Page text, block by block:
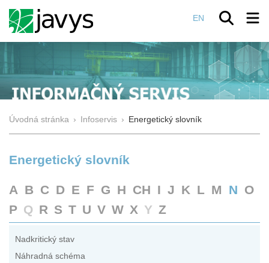
EN
Úvodná stránka › Infoservis › Energetický slovník
Energetický slovník
A B C D E F G H CH I J K L M N O
P Q R S T U V W X Y Z
Nadkritický stav
Náhradná schéma